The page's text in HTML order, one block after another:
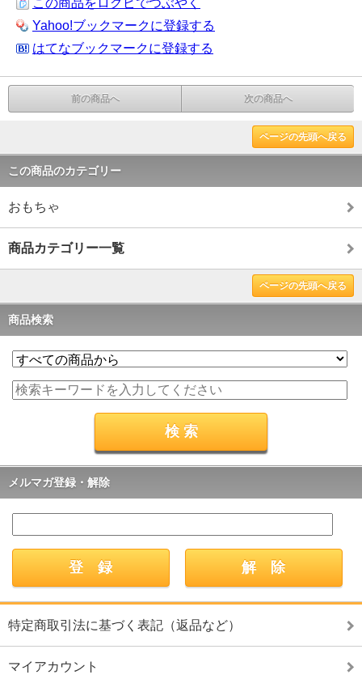
この商品をログピでつぶやく
Yahoo!ブックマークに登録する
はてなブックマークに登録する
前の商品へ 次の商品へ
ページの先頭へ戻る
この商品のカテゴリー
おもちゃ
商品カテゴリー一覧
ページの先頭へ戻る
商品検索
メルマガ登録・解除
特定商取引法に基づく表記（返品など）
マイアカウント